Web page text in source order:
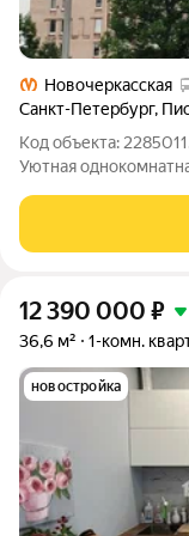
Новочеркасская
Санкт-Петербург,
Код объекта:
Уютная
домов в Петербурге
косметического
12 390 000 ₽
36,6 м² 1-комн.
новостройка